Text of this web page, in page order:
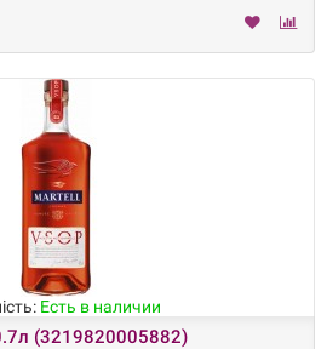
Есть в наличии
(3219820005882)